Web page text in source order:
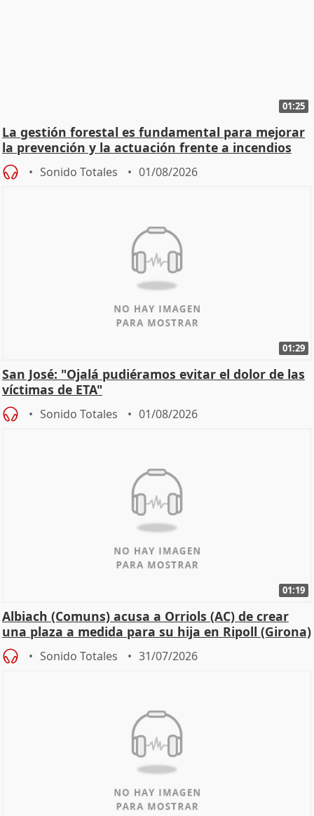
01:25
La gestión forestal es fundamental para mejorar
la prevención y la actuación frente a incendios
Sonido Totales 01/08/2026
01:29
San José: "Ojalá pudiéramos evitar el dolor de las
víctimas de ETA"
Sonido Totales 01/08/2026
01:19
Albiach (Comuns) acusa a Orriols (AC) de crear
una plaza a medida para su hija en Ripoll (Girona)
Sonido Totales 31/07/2026